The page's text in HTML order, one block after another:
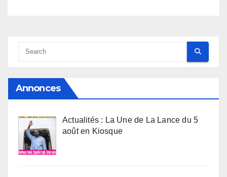
Annonces
Actualités : La Une de La Lance du 5
août en Kiosque